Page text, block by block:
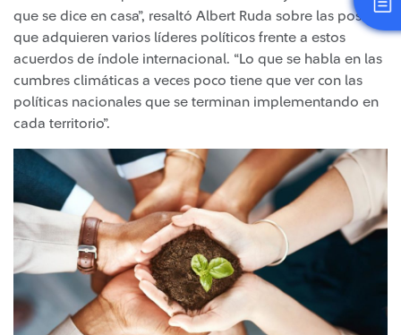
que se dice en casa”, resaltó Albert Ruda sobre las postura
que adquieren varios líderes políticos frente a estos
acuerdos de índole internacional. “Lo que se habla en las
cumbres climáticas a veces poco tiene que ver con las
políticas nacionales que se terminan implementando en
cada territorio”.